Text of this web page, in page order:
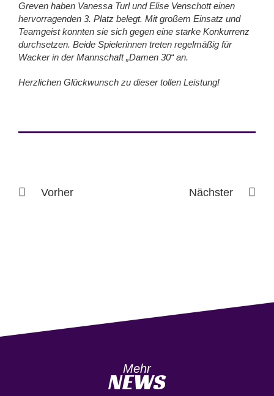
Greven haben Vanessa Turl und Elise Venschott einen
hervorragenden 3. Platz belegt. Mit großem Einsatz und
Teamgeist konnten sie sich gegen eine starke Konkurrenz
durchsetzen. Beide Spielerinnen treten regelmäßig für
Wacker in der Mannschaft „Damen 30“ an.
Herzlichen Glückwunsch zu dieser tollen Leistung!
Vorher Nächster
Mehr
NEWS